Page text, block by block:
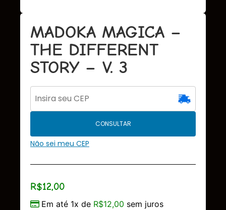
MADOKA MAGICA –
THE DIFFERENT
STORY – V. 3
CONSULTAR
Não sei meu CEP
R$12,00
Em até 1x de R$12,00 sem juros